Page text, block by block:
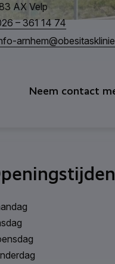
AX Velp
– 361 14 74
Neem contact